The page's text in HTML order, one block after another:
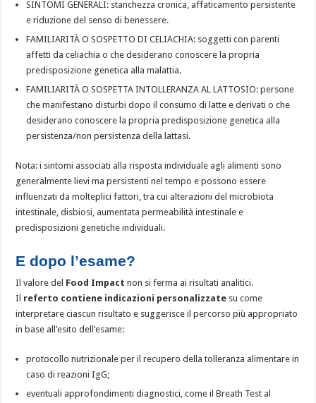
SINTOMI GENERALI: stanchezza cronica, affaticamento persistente
e riduzione del senso di benessere.
FAMILIARITÀ O SOSPETTO DI CELIACHIA: soggetti con parenti
affetti da celiachia o che desiderano conoscere la propria
predisposizione genetica alla malattia.
FAMILIARITÀ O SOSPETTA INTOLLERANZA AL LATTOSIO: persone
che manifestano disturbi dopo il consumo di latte e derivati o che
desiderano conoscere la propria predisposizione genetica alla
persistenza/non persistenza della lattasi.
Nota: i sintomi associati alla risposta individuale agli alimenti sono
generalmente lievi ma persistenti nel tempo e possono essere
influenzati da molteplici fattori, tra cui alterazioni del microbiota
intestinale, disbiosi, aumentata permeabilità intestinale e
predisposizioni genetiche individuali.
E dopo l’esame?
Il valore del Food Impact non si ferma ai risultati analitici.
Il referto contiene indicazioni personalizzate su come
interpretare ciascun risultato e suggerisce il percorso più appropriato
in base all’esito dell’esame:
protocollo nutrizionale per il recupero della tolleranza alimentare in
caso di reazioni IgG;
eventuali approfondimenti diagnostici, come il Breath Test al